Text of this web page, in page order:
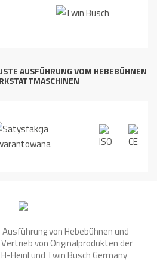
AUSFÜHRUNG VOM HEBEBÜHNEN
von Hebebühnen und
von Originalprodukten der
Heinl und Twin Busch Germany